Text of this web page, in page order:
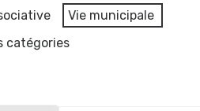
Vie municipale
catégories